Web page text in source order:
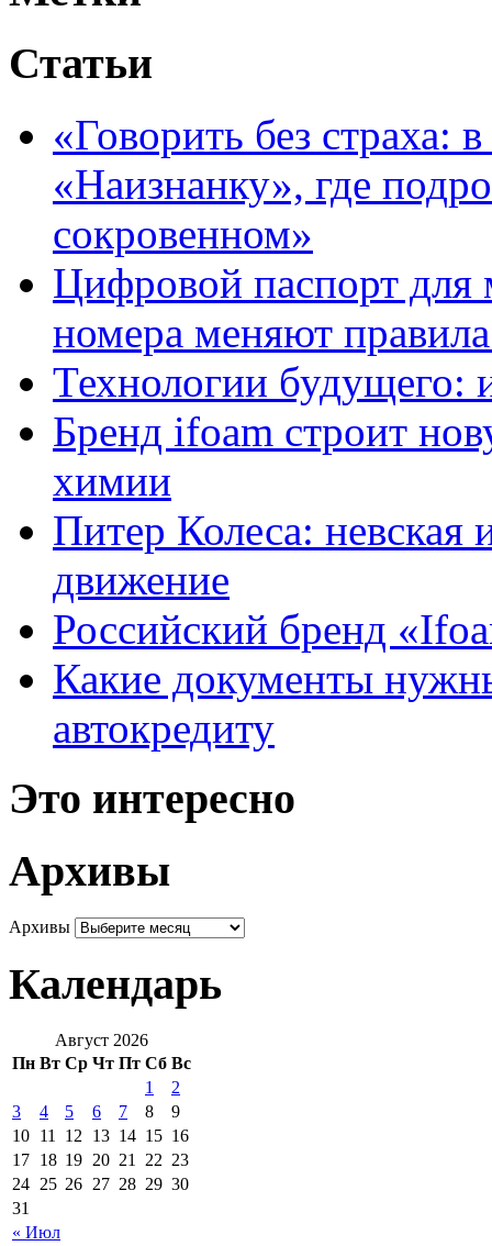
Статьи
«Говорить без страха:
«Наизнанку», где
сокровенном»
Цифровой паспорт для
номера меняют
Технологии будущего:
Бренд ifoam строит
химии
Питер Колеса: невская
движение
Российский бренд
Какие документы
автокредиту
Это интересно
Архивы
Архивы
Календарь
Август 2026
Пн Вт Ср Чт Пт Сб Вс
« Июл
1
2
3
4 5 6 7 8
9
10 11 12 13 14 15 16
17 18 19 20 21 22 23
24 25 26 27 28 29 30
31